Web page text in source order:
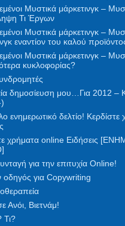
Μυστικά μάρκετινγκ –
Τι Έργων
Μυστικά μάρκετινγκ –
εναντίον του καλού
Μυστικά μάρκετινγκ –
κυκλοφορίας?
δημοσίευση μου…Για 2012 –
ενημερωτικό δελτίο!
χρήματα online Ειδήσεις
για την επιτυχία Online!
για Copywriting
Ανόι, Βιετνάμ!
Τι?